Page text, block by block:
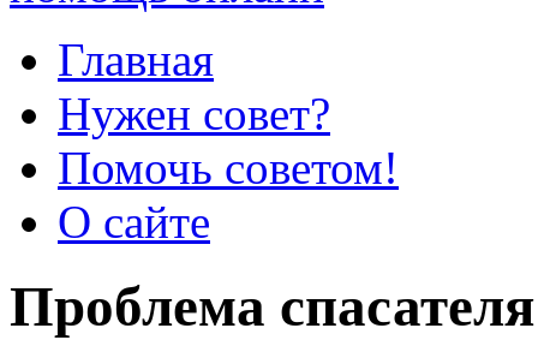
Главная
Нужен совет?
Помочь советом!
О сайте
Проблема